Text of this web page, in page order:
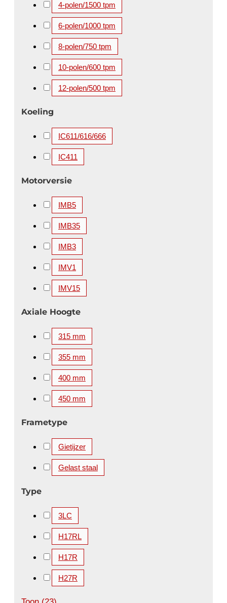
3500 kW
3550 kW 3700 kW
4000 kW
4100 kW 4250 kW
4850 kW
5000 kW
4-polen/1500 tpm
6-polen/1000 tpm
8-polen/750 tpm
10-polen/600 tpm
12-polen/500 tpm
Koeling
IC611/616/666
IC411
Motorversie
IMB5
IMB35
IMB3
IMV1
IMV15
Axiale Hoogte
315 mm
355 mm
400 mm
450 mm
Frametype
Gietijzer
Gelast staal
Type
3LC
H17RL
H17R
H27R